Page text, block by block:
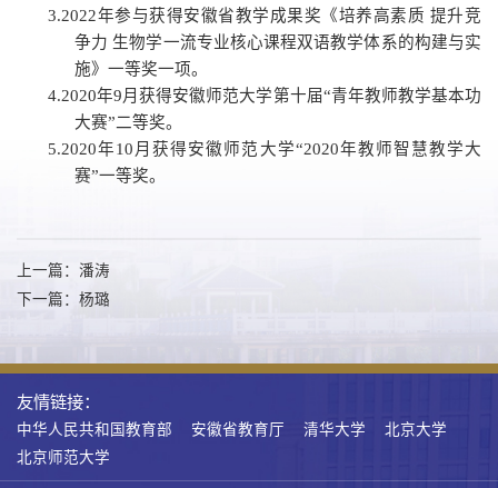
3.2022年参与获得安徽省教学成果奖《培养高素质 提升竞
争力 生物学一流专业核心课程双语教学体系的构建与实
施》一等奖一项。
4.2020年9月获得安徽师范大学第十届“青年教师教学基本功
大赛”二等奖。
5.2020年10月获得安徽师范大学“2020年教师智慧教学大
赛”一等奖。
上一篇：潘涛
下一篇：杨璐
友情链接：
中华人民共和国教育部 安徽省教育厅 清华大学
北京大学
北京师范大学